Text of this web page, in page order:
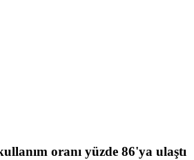
oranı yüzde 86'ya ulaştı